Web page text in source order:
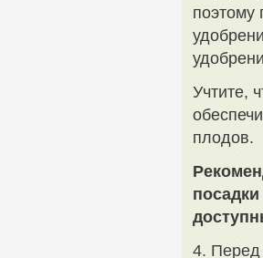
поэтому
Учтите,
плодов.
4. Перед